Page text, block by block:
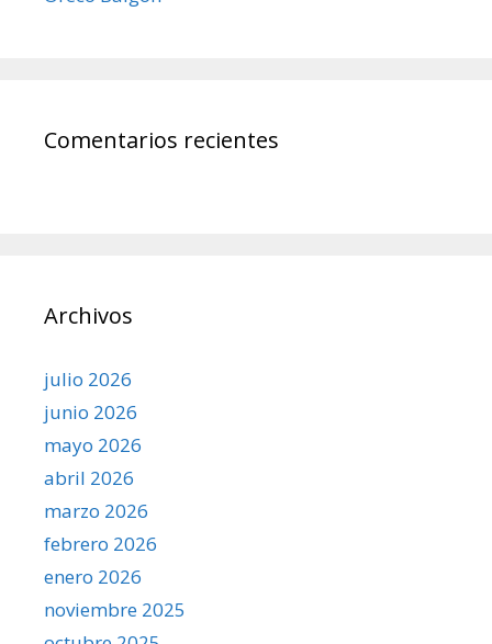
Comentarios recientes
Archivos
julio 2026
junio 2026
mayo 2026
abril 2026
marzo 2026
febrero 2026
enero 2026
noviembre 2025